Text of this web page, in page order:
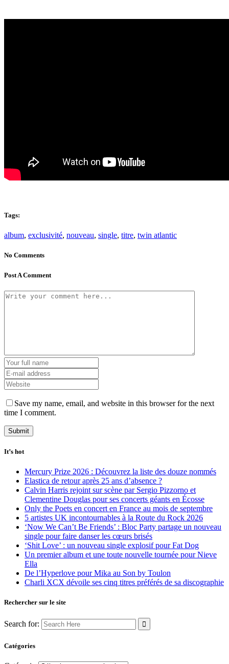
Tags:
album, exclusivité, nouveau, single, titre, twin atlantic
No Comments
Post A Comment
Save my name, email, and website in this browser for the next
time I comment.
It’s hot
Mercury Prize 2026 : Découvrez la liste des douze nommés
Elastica de retour après 25 ans d’absence ?
Calvin Harris rejoint sur scène par Sergio Pizzorno et
Clementine Douglas pour ses concerts géants en Écosse
Only the Poets en concert en France au mois de septembre
5 artistes UK incontournables à la Route du Rock 2026
‘Now We Can’t Be Friends’ : Bloc Party partage un nouveau
single pour faire danser les cœurs brisés
‘Shit Love’ : un nouveau single explosif pour Fat Dog
Un premier album et une toute nouvelle tournée pour Nieve
Ella
De l’Hyperlove pour Mika au Son by Toulon
Charli XCX dévoile ses cinq titres préférés de sa discographie
Rechercher sur le site
Search for:
Catégories